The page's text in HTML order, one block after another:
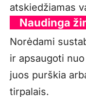
atskiedžiamas
Naudinga
Norėdami
ir apsaugoti
juos purškia
tirpalais.